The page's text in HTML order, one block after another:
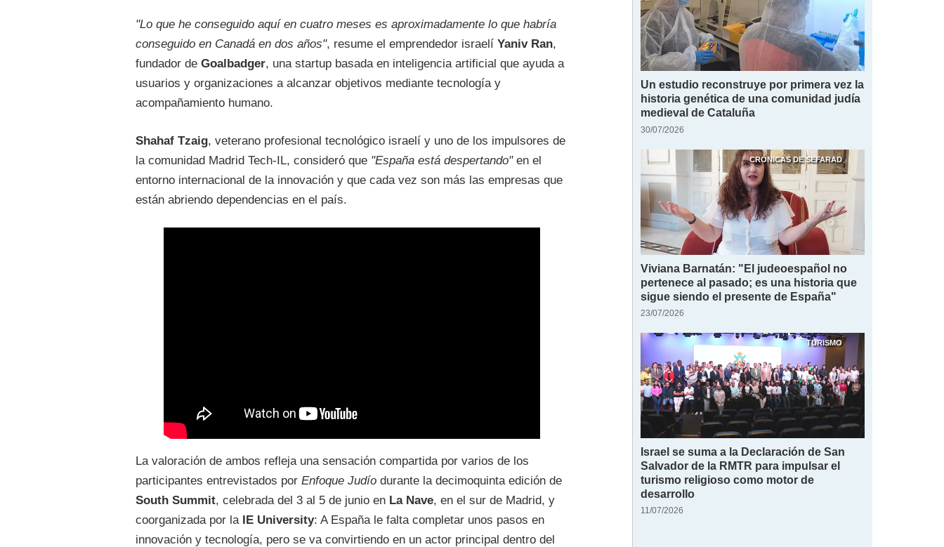
"Lo que he conseguido aquí en cuatro meses es aproximadamente lo que habría
conseguido en Canadá en dos años", resume el emprendedor israelíYaniv Ran,
fundador deGoalbadger, una startup basada en inteligencia artificial que ayuda a
usuarios y organizaciones a alcanzar objetivos mediante tecnología y
acompañamiento humano.
Shahaf Tzaig, veterano profesional tecnológico israelí y uno de los impulsores de
la comunidad Madrid Tech-IL, consideró que "España está despertando"en el
entorno internacional de la innovación y que cada vez son más las empresas que
están abriendo dependencias en el país.
La valoración de ambos refleja una sensación compartida por varios de los
participantes entrevistados porEnfoque Judío durante la decimoquinta edición de
South Summit, celebrada del 3 al 5 de junio en La Nave, en el sur de Madrid, y
coorganizada por la IE University: A España le falta completar unos pasos en
innovación y tecnología, pero se va convirtiendo en un actor principal dentro del
Un estudio reconstruye por primera vez la
historia genética de una comunidad judía
medieval de Cataluña
30/07/2026
CRÓNICAS DE SEFARAD
Viviana Barnatán: "El judeoespañol no
pertenece al pasado; es una historia que
sigue siendo el presente de España"
23/07/2026
TURISMO
Israel se suma a la Declaración de San
Salvador de la RMTR para impulsar el
turismo religioso como motor de
desarrollo
11/07/2026